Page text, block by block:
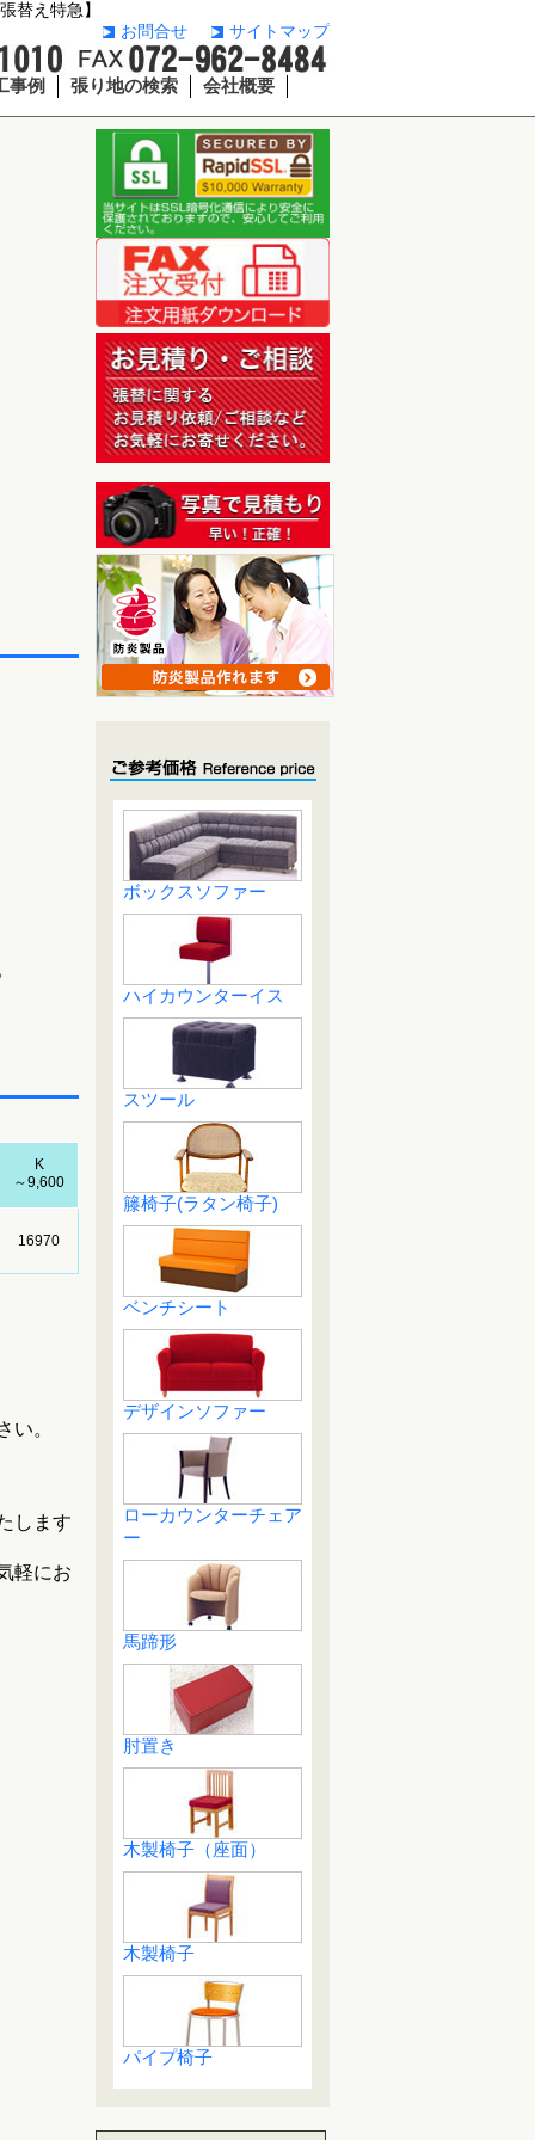
替え特急】
お問合せ
サイトマップ
事例 張り地の検索 会社概要
ボックスソファー
ハイカウンターイス
スツール
籐椅子(ラタン椅子)
ベンチシート
デザインソファー
ローカウンターチェア
ー
馬蹄形
肘置き
木製椅子（座面）
木製椅子
パイプ椅子
K
～9,600
16970
い。
します
軽にお